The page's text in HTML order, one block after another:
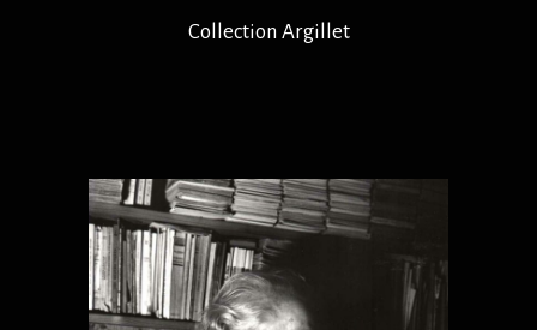
Collection Argillet